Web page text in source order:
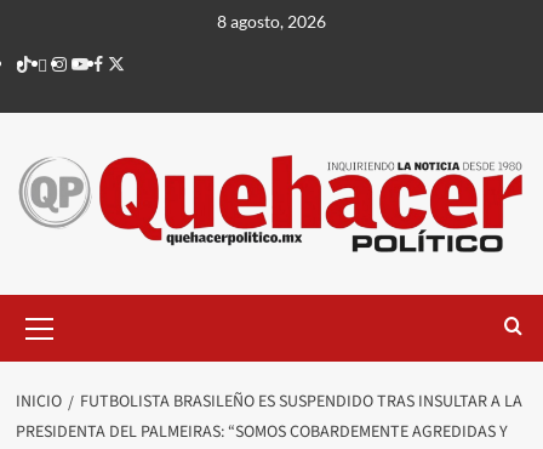
contenido
8 agosto, 2026
TikTok
threads
Instagram
Youtube
Facebook
X
principal
INICIO
FUTBOLISTA BRASILEÑO ES SUSPENDIDO TRAS INSULTAR A LA
PRESIDENTA DEL PALMEIRAS: “SOMOS COBARDEMENTE AGREDIDAS Y